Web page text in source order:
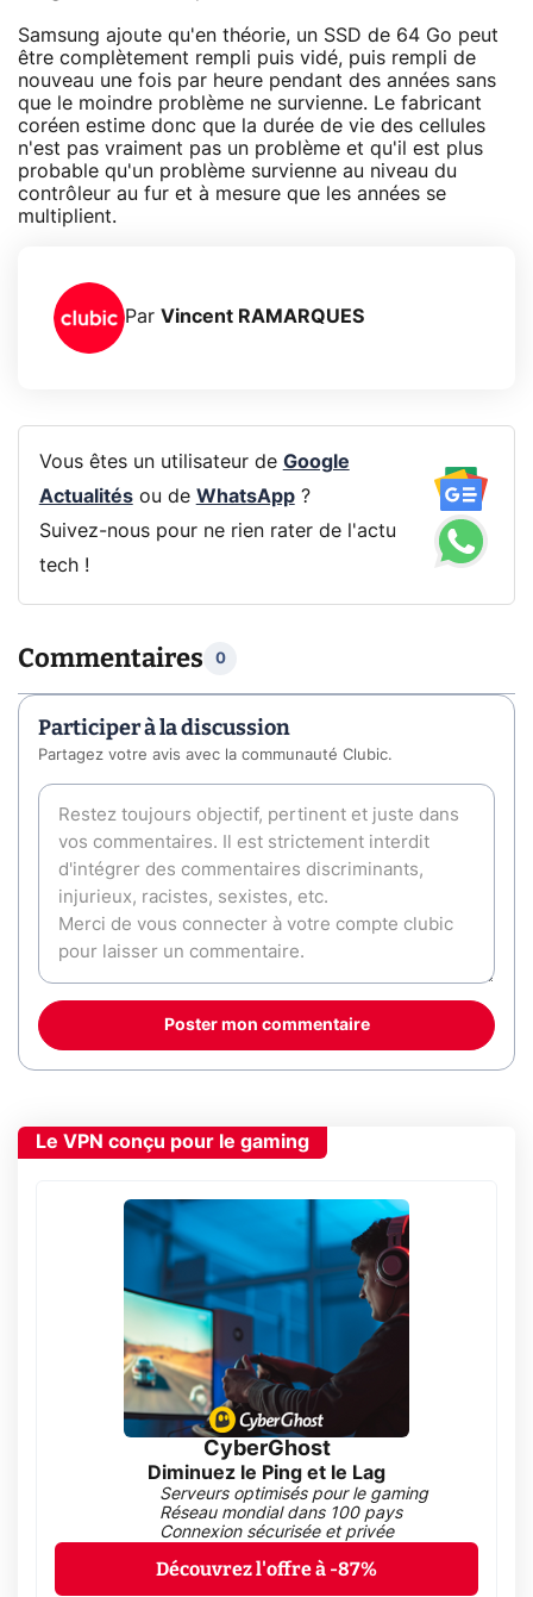
Samsung ajoute qu'en théorie, un SSD de 64 Go peut
être complètement rempli puis vidé, puis rempli de
nouveau une fois par heure pendant des années sans
que le moindre problème ne survienne. Le fabricant
coréen estime donc que la durée de vie des cellules
n'est pas vraiment pas un problème et qu'il est plus
probable qu'un problème survienne au niveau du
contrôleur au fur et à mesure que les années se
multiplient.
Par Vincent RAMARQUES
Vous êtes un utilisateur de Google
Actualitésou de WhatsApp?
Suivez-nous pour ne rien rater de l'actu
tech !
Commentaires 0
Participer à la discussion
Partagez votre avis avec la communauté Clubic.
Poster mon commentaire
Le VPN conçu pour le gaming
CyberGhost
Diminuez le Ping et le Lag
Serveurs optimisés pour le gaming
Réseau mondial dans 100 pays
Connexion sécurisée et privée
Découvrez l'offre à -87%